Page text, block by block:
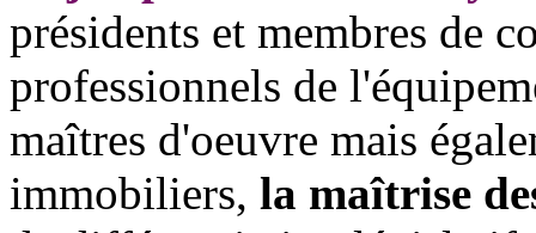
présidents et membres de
professionnels de
maîtres d'oeuvre mais
immobiliers, la maîtrise